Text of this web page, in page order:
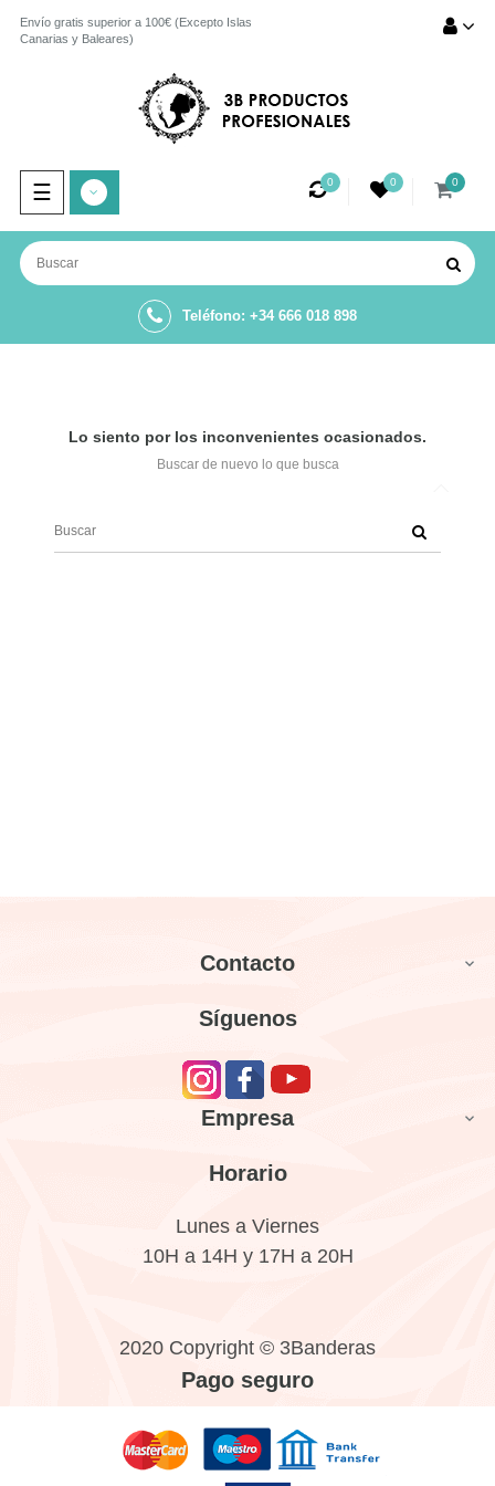
Envío gratis superior a 100€ (Excepto Islas
Canarias y Baleares)
Navegación
de
palanca
☰ 0 0 0
Teléfono: +34 666 018 898
Lo siento por los inconvenientes ocasionados.
Buscar de nuevo lo que busca
Contacto 
Síguenos
Empresa 
Horario
Lunes a Viernes
10H a 14H y 17H a 20H
2020 Copyright © 3Banderas
Pago seguro